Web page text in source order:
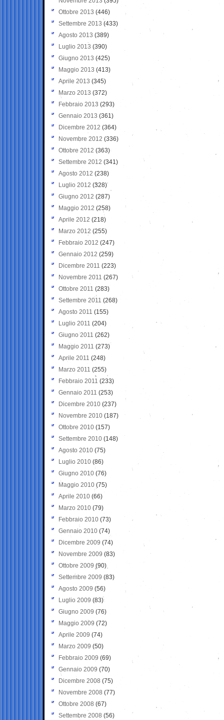
Ottobre 2013 (446)
Settembre 2013 (433)
Agosto 2013 (389)
Luglio 2013 (390)
Giugno 2013 (425)
Maggio 2013 (413)
Aprile 2013 (345)
Marzo 2013 (372)
Febbraio 2013 (293)
Gennaio 2013 (361)
Dicembre 2012 (364)
Novembre 2012 (336)
Ottobre 2012 (363)
Settembre 2012 (341)
Agosto 2012 (238)
Luglio 2012 (328)
Giugno 2012 (287)
Maggio 2012 (258)
Aprile 2012 (218)
Marzo 2012 (255)
Febbraio 2012 (247)
Gennaio 2012 (259)
Dicembre 2011 (223)
Novembre 2011 (267)
Ottobre 2011 (283)
Settembre 2011 (268)
Agosto 2011 (155)
Luglio 2011 (204)
Giugno 2011 (262)
Maggio 2011 (273)
Aprile 2011 (248)
Marzo 2011 (255)
Febbraio 2011 (233)
Gennaio 2011 (253)
Dicembre 2010 (237)
Novembre 2010 (187)
Ottobre 2010 (157)
Settembre 2010 (148)
Agosto 2010 (75)
Luglio 2010 (86)
Giugno 2010 (76)
Maggio 2010 (75)
Aprile 2010 (66)
Marzo 2010 (79)
Febbraio 2010 (73)
Gennaio 2010 (74)
Dicembre 2009 (74)
Novembre 2009 (83)
Ottobre 2009 (90)
Settembre 2009 (83)
Agosto 2009 (56)
Luglio 2009 (83)
Giugno 2009 (76)
Maggio 2009 (72)
Aprile 2009 (74)
Marzo 2009 (50)
Febbraio 2009 (69)
Gennaio 2009 (70)
Dicembre 2008 (75)
Novembre 2008 (77)
Ottobre 2008 (67)
Settembre 2008 (56)